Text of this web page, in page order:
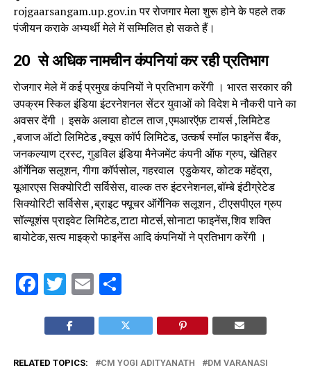
rojgaarsangam.up.gov.in पर रोजगार मेला शुरू होने के पहले तक
पंजीयन कराके अभ्यर्थी मेले में सम्मिलित हो सकते हैं।
20 से अधिक नामचीन कंपनियां कर रही प्रतिभाग
रोजगार मेले में कई प्रमुख कंपनियों ने प्रतिभाग करेंगी । भारत सरकार की
उपक्रम स्किल इंडिया इंटरनेशनल सेंटर युवाओं को विदेश मे नौकरी पाने का
अवसर देंगी । इसके अलावा होटल ताज ,एमआरऍफ़ टायर्स ,लिमिटेड
,बजाज ऑटो लिमिटेड ,क्यूस कॉर्प लिमिटेड, उत्कर्ष स्मॉल फाइनेंस बैंक,
जनकल्याण ट्रस्ट, गुडविल इंडिया मैनेजमेंट कंपनी ऑफ ग्रुप, खेतिहर
ऑर्गेनिक सलूशन, गीगा कॉर्पसोल, गहरवाल एडुकेयर, कोटक महेंद्रा,
यूआरएस सिक्योरिटी सर्विसेस, वाल्क तरु इंटरनेशनल,बॉम्बे इंटीग्रेटेड
सिक्योरिटी सर्विसेस ,ब्राइट फ्यूचर ऑर्गेनिक सलूशन , टीएसपीएल ग्रुप
सॉल्यूशंस प्राइवेट लिमिटेड,टाटा मोटर्स,सोनाटा फाइनेंस,शिव शक्ति
बायोटेक,सत्य माइक्रो फाइनेंस आदि कंपनियों ने प्रतिभाग करेंगी ।
Facebook
Twitter
EmailShare
RELATED TOPICS: CM YOGI ADITYANATH
DM VARANASI